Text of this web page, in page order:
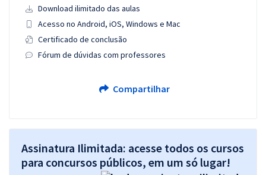
Download ilimitado das aulas
Acesso no Android, iOS, Windows e Mac
Certificado de conclusão
Fórum de dúvidas com professores
Compartilhar
Assinatura Ilimitada: acesse todos os cursos
para concursos públicos, em um só lugar!